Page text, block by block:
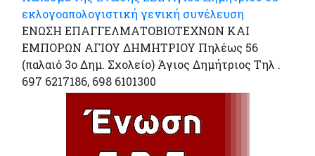
εκλογοαπολογιστική γενική συνέλευση
ΕΝΩΣΗ ΕΠΑΓΓΕΛΜΑΤΟΒΙΟΤΕΧΝΩΝ ΚΑΙ
ΕΜΠΟΡΩΝ ΑΓΙΟΥ ΔΗΜΗΤΡΙΟΥ Πηλέως 56
(παλαιό 3ο Δημ. Σχολείο) Άγιος Δημήτριος Τηλ .
697 6217186, 698 6101300